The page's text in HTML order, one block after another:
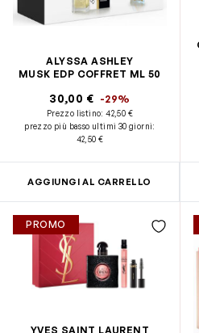
ALYSSA ASHLEY
MUSK EDP COFFRET ML 50
30,00 € -29%
Prezzo listino:42,50 €
prezzo più basso ultimi 30 giorni:
42,50 €
AGGIUNGI AL CARRELLO
PROMO
YVES SAINT LAURENT